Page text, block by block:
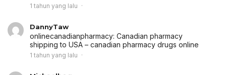
1 tahun yang lalu
DannyTaw
onlinecanadianpharmacy: Canadian pharmacy
shipping to USA – canadian pharmacy drugs online
1 tahun yang lalu